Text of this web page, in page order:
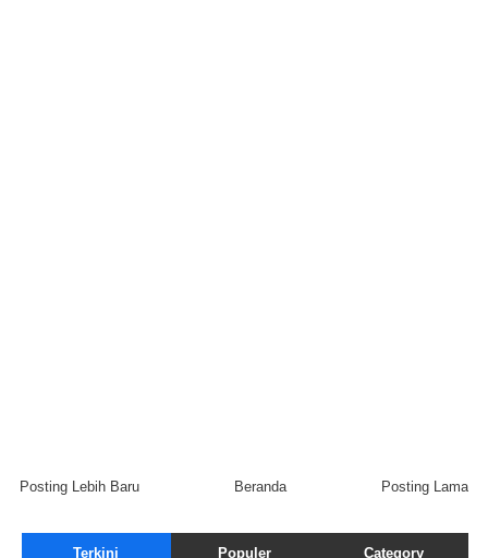
Posting Lebih Baru Posting Lama
Beranda
Terkini Populer Category